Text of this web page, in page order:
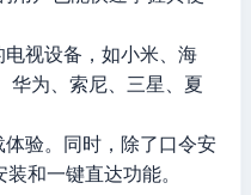
视设备，如小米、海
华为、索尼、三星、夏
验。同时，除了口令安
和一键直达功能。